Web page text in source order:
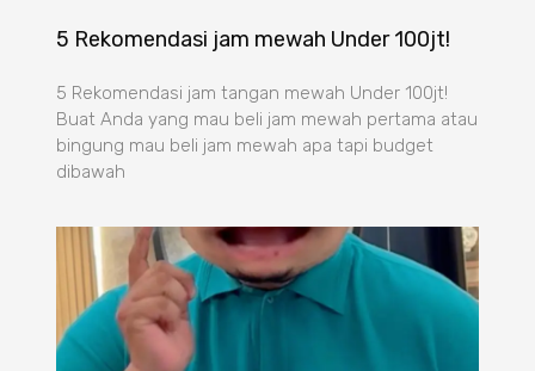
5 Rekomendasi jam mewah Under 100jt!
5 Rekomendasi jam tangan mewah Under 100jt!
Buat Anda yang mau beli jam mewah pertama atau
bingung mau beli jam mewah apa tapi budget
dibawah